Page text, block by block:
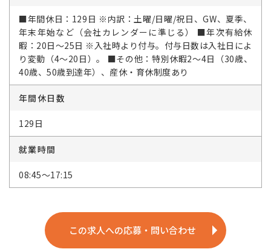
■年間休日：129日 ※内訳：土曜/日曜/祝日、GW、夏季、
年末年始など（会社カレンダーに準じる） ■年次有給休
暇：20日～25日 ※入社時より付与。付与日数は入社日によ
り変動（4～20日）。 ■その他：特別休暇2～4日（30歳、
40歳、50歳到達年）、産休・育休制度あり
年間休日数
129日
就業時間
08:45～17:15
この求人への応募・問い合わせ